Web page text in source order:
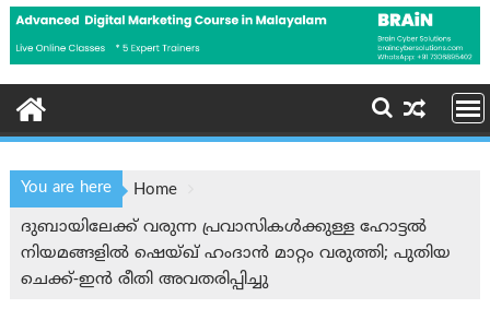
You are here
Home
ദുബായിലേക്ക് വരുന്ന പ്രവാസികൾക്കുള്ള ഹോട്ടൽ
നിയമങ്ങളിൽ ഷെയ്ഖ് ഹംദാൻ മാറ്റം വരുത്തി; പുതിയ
ചെക്ക്-ഇൻ രീതി അവതരിപ്പിച്ചു